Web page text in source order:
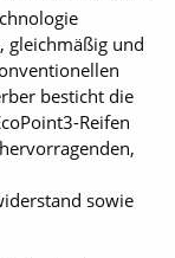
gleichmäßig und
besticht die
Reifen
sowie